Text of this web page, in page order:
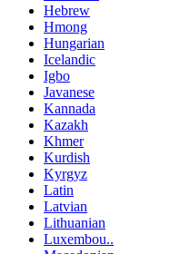
Hebrew
Hmong
Hungarian
Icelandic
Igbo
Javanese
Kannada
Kazakh
Khmer
Kurdish
Kyrgyz
Latin
Latvian
Lithuanian
Luxembou..